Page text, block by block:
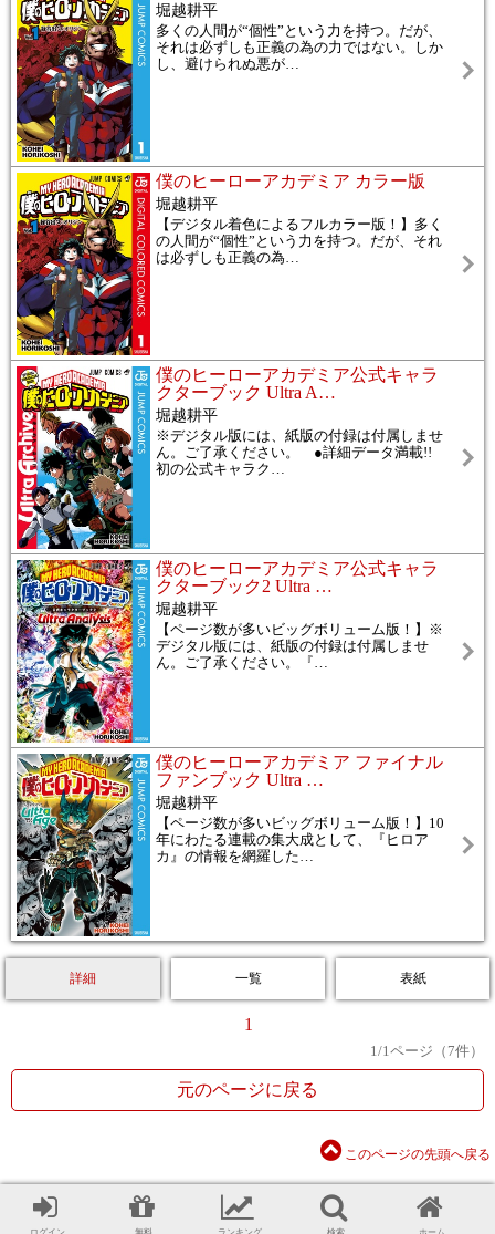
堀越耕平
多くの人間が“個性”という力を持つ。だが、
それは必ずしも正義の為の力ではない。しか
し、避けられぬ悪が…
僕のヒーローアカデミア カラー版
堀越耕平
【デジタル着色によるフルカラー版！】多く
の人間が“個性”という力を持つ。だが、それ
は必ずしも正義の為…
僕のヒーローアカデミア公式キャラ
クターブック Ultra A…
堀越耕平
※デジタル版には、紙版の付録は付属しませ
ん。ご了承ください。 ●詳細データ満載!!
初の公式キャラク …
僕のヒーローアカデミア公式キャラ
クターブック2 Ultra …
堀越耕平
【ページ数が多いビッグボリューム版！】※
デジタル版には、紙版の付録は付属しませ
ん。ご了承ください。『 …
僕のヒーローアカデミア ファイナル
ファンブック Ultra …
堀越耕平
【ページ数が多いビッグボリューム版！】10
年にわたる連載の集大成として、『ヒロア
カ』の情報を網羅した…
詳細 一覧 表紙
1
1/1ページ（ 7件）
元のページに戻る
このページの先頭へ戻る